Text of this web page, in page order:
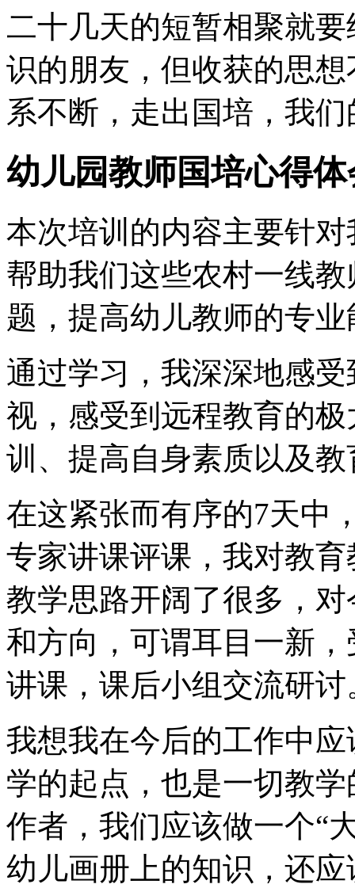
二十几天的短暂相聚就
识的朋友，但收获的思
系不断，走出国培，我
幼儿园教师国培心得
本次培训的内容主要针
帮助我们这些农村一线
题，提高幼儿教师的专
通过学习，我深深地感
视，感受到远程教育的
训、提高自身素质以及
在这紧张而有序的7天中
专家讲课评课，我对教
教学思路开阔了很多，
和方向，可谓耳目一新
讲课，课后小组交流研
我想我在今后的工作中
学的起点，也是一切教
作者，我们应该做一个“
幼儿画册上的知识，还